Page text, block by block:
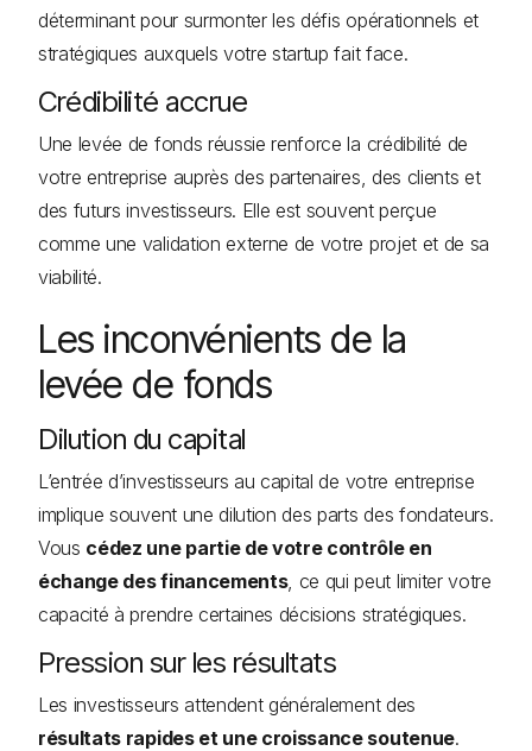
déterminant pour surmonter les défis opérationnels et
stratégiques auxquels votre startup fait face.
Crédibilité accrue
Une levée de fonds réussie renforce la crédibilité de
votre entreprise auprès des partenaires, des clients et
des futurs investisseurs. Elle est souvent perçue
comme une validation externe de votre projet et de sa
viabilité.
Les inconvénients de la
levée de fonds
Dilution du capital
L’entrée d’investisseurs au capital de votre entreprise
implique souvent une dilution des parts des fondateurs.
Vous cédez une partie de votre contrôle en
échange des financements, ce qui peut limiter votre
capacité à prendre certaines décisions stratégiques.
Pression sur les résultats
Les investisseurs attendent généralement des
résultats rapides et une croissance soutenue.